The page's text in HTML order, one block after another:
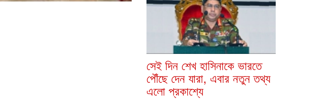
সেই দিন শেখ হাসিনাকে ভারতে
পৌঁছে দেন যারা, এবার নতুন তথ্য
এলো প্রকাশ্যে